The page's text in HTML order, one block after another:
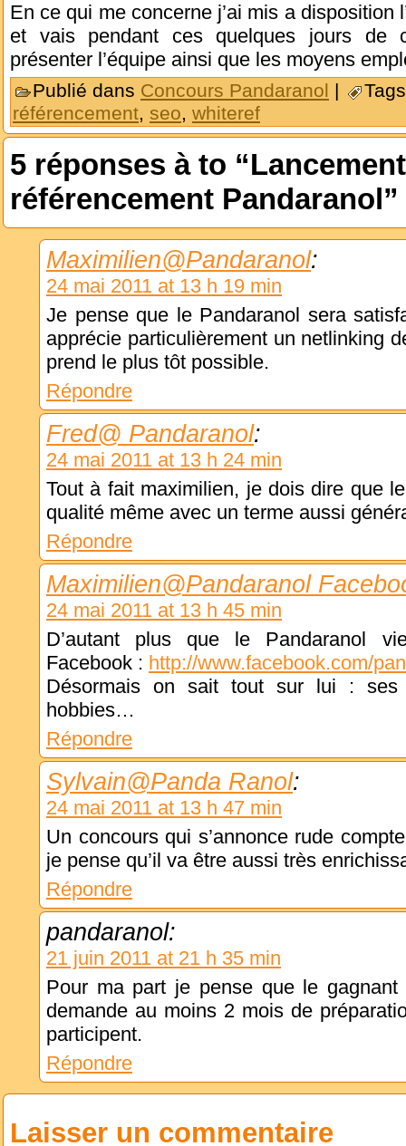
En ce qui me concerne j’ai mis a disposition
et vais pendant ces quelques jours de
présenter l’équipe ainsi que les moyens
Publié dans Concours Pandaranol |
référencement, seo, whiteref
5 réponses à to
référencement Pandaranol”
Maximilien@Pandaranol:
24 mai 2011 at 13 h 19 min
Je pense que le Pandaranol sera
apprécie particulièrement un netlinking
prend le plus tôt possible.
Répondre
Fred@ Pandaranol:
24 mai 2011 at 13 h 24 min
Tout à fait maximilien, je dois dire que
qualité même avec un terme aussi
Répondre
Maximilien@Pandaranol
24 mai 2011 at 13 h 45 min
D’autant plus que le Pandaranol
Facebook : http://www.facebook.com/
Désormais on sait tout sur lui : ses
hobbies…
Répondre
Sylvain@Panda Ranol:
24 mai 2011 at 13 h 47 min
Un concours qui s’annonce rude
je pense qu’il va être aussi très
Répondre
pandaranol:
21 juin 2011 at 21 h 35 min
Pour ma part je pense que le
demande au moins 2 mois de
participent.
Répondre
Laisser un commentaire